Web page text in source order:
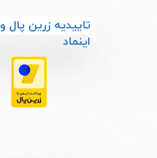
​​تاییدیه زرین پال و
اینماد